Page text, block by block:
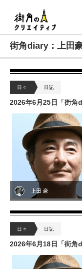
街角diary：上田
日々 日記
2026年6月25日「街角
上田 豪
日々 日記
2026年6月18日「街角